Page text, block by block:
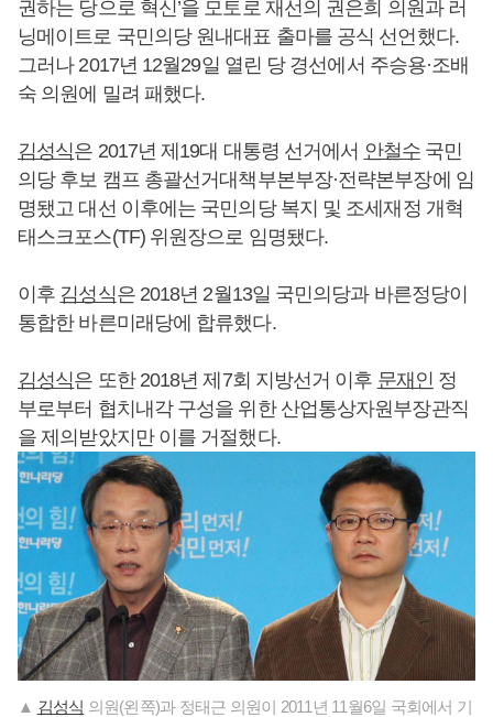
권하는 당으로 혁신’을 모토로 재선의 권은희 의원과 러
닝메이트로 국민의당 원내대표 출마를 공식 선언했다.
그러나 2017년 12월29일 열린 당 경선에서 주승용·조배
숙 의원에 밀려 패했다.
김성식은 2017년 제19대 대통령 선거에서 안철수국민
의당 후보 캠프 총괄선거대책부본부장·전략본부장에 임
명됐고 대선 이후에는 국민의당 복지 및 조세재정 개혁
태스크포스(TF) 위원장으로 임명됐다.
이후 김성식은 2018년 2월13일 국민의당과 바른정당이
통합한 바른미래당에 합류했다.
김성식은 또한 2018년 제7회 지방선거 이후 문재인 정
부로부터 협치내각 구성을 위한 산업통상자원부장관직
을 제의받았지만 이를 거절했다.
▲ 김성식 의원(왼쪽)과 정태근 의원이 2011년 11월6일 국회에서 기